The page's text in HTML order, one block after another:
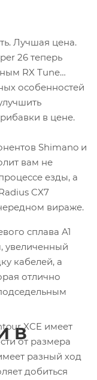
Лучшая цена.
26 теперь
RX Tune
особенностей
в цене.
Shimano и
вам не
езды, а
CX7
вираже.
сплава A1
увеличенный
кабелей, а
отлично
XCE имеет
от размера
разный ход
добиться
В